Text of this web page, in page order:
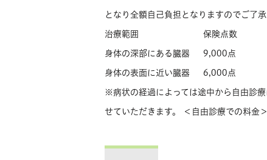
となり全額自己負担となりますのでご了
治療範囲 保険点数
身体の深部にある臓器 9,000点
身体の表面に近い臓器 6,000点
※病状の経過によっては途中から自由診
せていただきます。 ＜自由診療での料金